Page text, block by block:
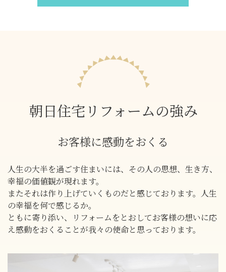
朝日住宅リフォームの強み
お客様に感動をおくる
人生の大半を過ごす住まいには、その人の思想、生き方、
幸福の価値観が現れます。
またそれは作り上げていくものだと感じております。人生
の幸福を何で感じるか。
ともに寄り添い、リフォームをとおしてお客様の想いに応
え感動をおくることが我々の使命と思っております。